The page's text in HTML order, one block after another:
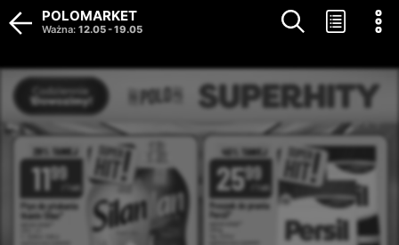
POLOMARKET
Ważna: 12.05-19.05